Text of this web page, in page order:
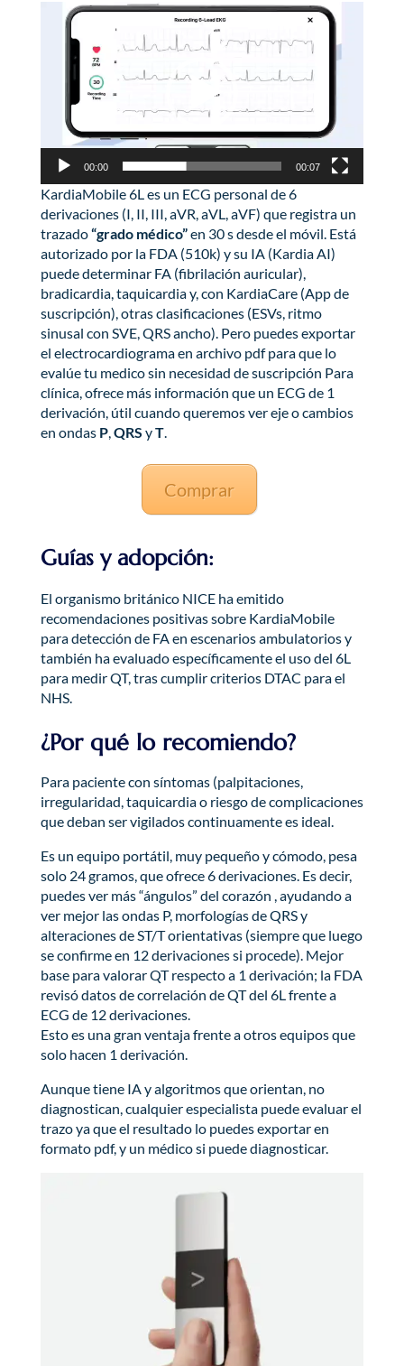
Reproductor
00:00 00:07
KardiaMobile 6L es un ECG personal de 6
derivaciones (I, II, III, aVR, aVL, aVF) que registra un
trazado“grado médico”en 30 s desde el móvil. Está
autorizado por la FDA (510k) y su IA (Kardia AI)
puede determinar FA (fibrilación auricular),
bradicardia, taquicardia y, con KardiaCare (App de
suscripción), otras clasificaciones (ESVs, ritmo
sinusal con SVE, QRS ancho). Pero puedes exportar
el electrocardiograma en archivo pdf para que lo
evalúe tu medico sin necesidad de suscripción Para
clínica, ofrece más información que un ECG de 1
derivación, útil cuando queremos ver eje o cambios
en ondas P,QRS yT.
Comprar
Guías y adopción:
El organismo británico NICE ha emitido
recomendaciones positivas sobre KardiaMobile
para detección de FA en escenarios ambulatorios y
también ha evaluado específicamente el uso del 6L
para medir QT, tras cumplir criterios DTAC para el
NHS.
¿Por qué lo recomiendo?
Para paciente con síntomas (palpitaciones,
irregularidad, taquicardia o riesgo de complicaciones
que deban ser vigilados continuamente es ideal.
Es un equipo portátil, muy pequeño y cómodo, pesa
solo 24 gramos, que ofrece 6 derivaciones. Es decir,
puedes ver más “ángulos” del corazón , ayudando a
ver mejor las ondas P, morfologías de QRS y
alteraciones de ST/T orientativas (siempre que luego
se confirme en 12 derivaciones si procede). Mejor
base para valorar QT respecto a 1 derivación; la FDA
revisó datos de correlación de QT del 6L frente a
ECG de 12 derivaciones.
Esto es una gran ventaja frente a otros equipos que
solo hacen 1 derivación.
Aunque tiene IA y algoritmos que orientan, no
diagnostican, cualquier especialista puede evaluar el
trazo ya que el resultado lo puedes exportar en
formato pdf, y un médico si puede diagnosticar.